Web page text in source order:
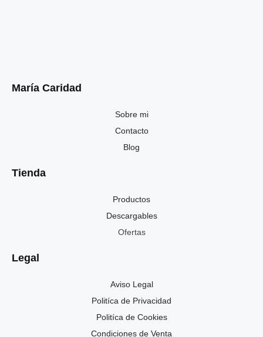
María Caridad
Sobre mi
Contacto
Blog
Tienda
Productos
Descargables
Ofertas
Legal
Aviso Legal
Politíca de Privacidad
Politíca de Cookies
Condiciones de Venta